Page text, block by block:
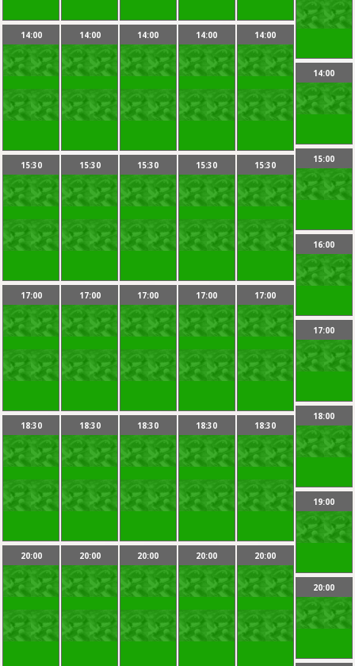
14:00
15:30
17:00
18:30
20:00
14:00
15:30
17:00
18:30
20:00
14:00
15:30
17:00
18:30
20:00
14:00
15:30
17:00
18:30
20:00
14:00
15:30
17:00
18:30
20:00
14:00
15:00
16:00
17:00
18:00
19:00
20:00